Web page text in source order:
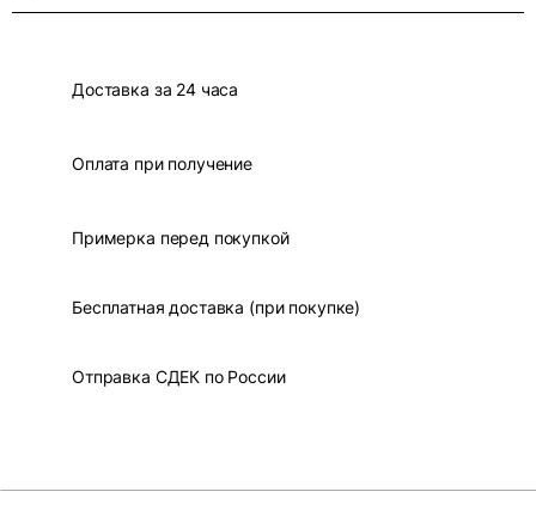
Доставка за 24 часа
Оплата при получение
Примерка перед покупкой
Бесплатная доставка (при покупке)
Отправка СДЕК по России